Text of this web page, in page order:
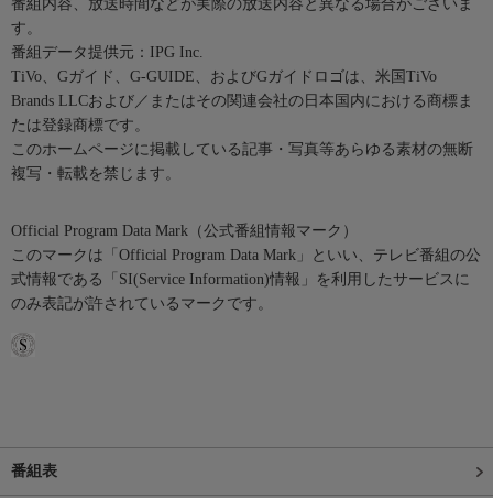
番組内容、放送時間などが実際の放送内容と異なる場合がございま
す。
番組データ提供元：IPG Inc.
TiVo、Gガイド、G-GUIDE、およびGガイドロゴは、米国TiVo
Brands LLCおよび／またはその関連会社の日本国内における商標ま
たは登録商標です。
このホームページに掲載している記事・写真等あらゆる素材の無断
複写・転載を禁じます。
Official Program Data Mark（公式番組情報マーク）
このマークは「Official Program Data Mark」といい、テレビ番組の公
式情報である「SI(Service Information)情報」を利用したサービスに
のみ表記が許されているマークです。
番組表